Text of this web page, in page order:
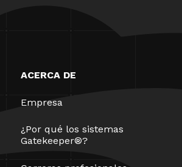
ACERCA DE
Empresa
¿Por qué los sistemas
Gatekeeper®?